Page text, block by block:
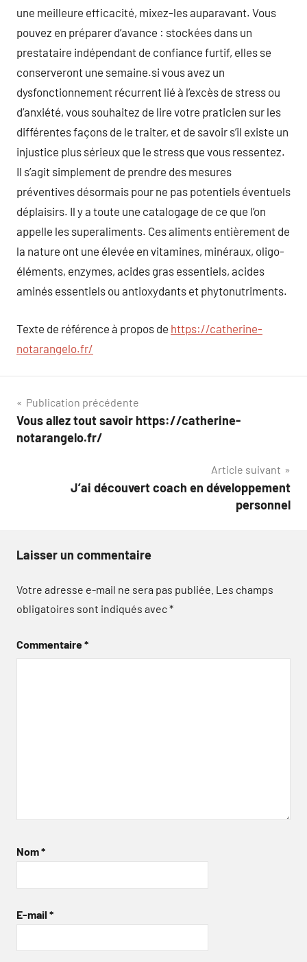
une meilleure efficacité, mixez-les auparavant. Vous
pouvez en préparer d’avance : stockées dans un
prestataire indépendant de confiance furtif, elles se
conserveront une semaine.si vous avez un
dysfonctionnement récurrent lié à l’excès de stress ou
d’anxiété, vous souhaitez de lire votre praticien sur les
différentes façons de le traiter, et de savoir s’il existe un
injustice plus sérieux que le stress que vous ressentez.
Il s’agit simplement de prendre des mesures
préventives désormais pour ne pas potentiels éventuels
déplaisirs. Il y a toute une catalogage de ce que l’on
appelle les superaliments. Ces aliments entièrement de
la nature ont une élevée en vitamines, minéraux, oligo-
éléments, enzymes, acides gras essentiels, acides
aminés essentiels ou antioxydants et phytonutriments.
Texte de référence à propos de https://catherine-
notarangelo.fr/
Navigation
de
Publication précédente
Vous allez tout savoir https://catherine-
notarangelo.fr/
Article suivant
J’ai découvert coach en développement
personnel
Laisser un commentaire
Votre adresse e-mail ne sera pas publiée. Les champs
obligatoires sont indiqués avec*
Commentaire*
Nom*
E-mail *